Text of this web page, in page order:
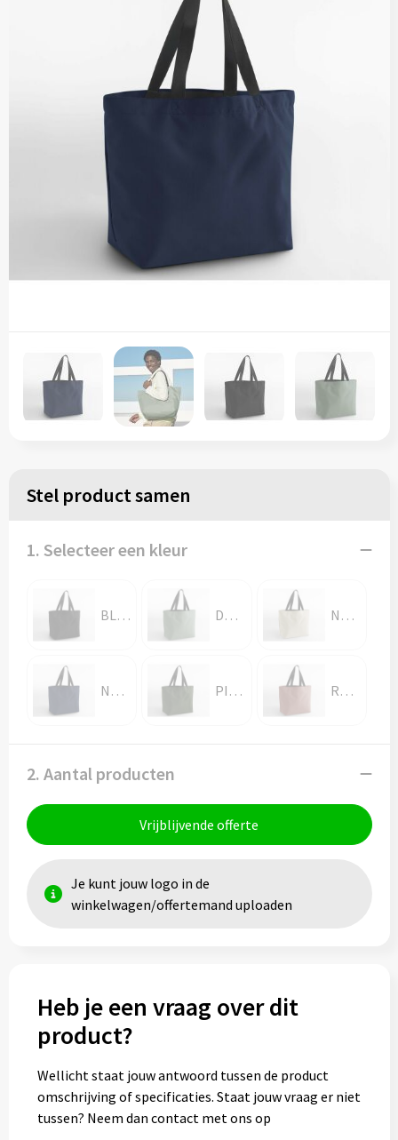
Stel product samen
1. Selecteer een kleur
BLACK DUSTY GREEN NATURAL STONE
NAVY PINE GREEN ROSE PINK
2. Aantal producten
Vrijblijvende offerte
Je kunt jouw logo in de
winkelwagen/offertemand uploaden
Heb je een vraag over dit
product?
Wellicht staat jouw antwoord tussen de product
omschrijving of specificaties. Staat jouw vraag er niet
tussen? Neem dan contact met ons op